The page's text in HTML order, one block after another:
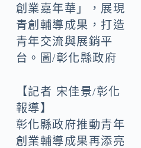
創業嘉年華」，展現
青創輔導成果，打造
青年交流與展銷平
台。圖/彰化縣政府
【記者 宋佳景/彰化
報導】
彰化縣政府推動青年
創業輔導成果再添亮